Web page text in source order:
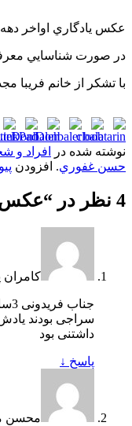
عکس يادگاري اواخر دهه 40
در صورت شناسايي
با تشکر از خانم فريبا
نوشته شده در افراد و
حسن غفوري. افزودن
4 نظر در “ عکس
کامران
سراجی بودند
داشتنی بود
پاسخ ↓
محسن